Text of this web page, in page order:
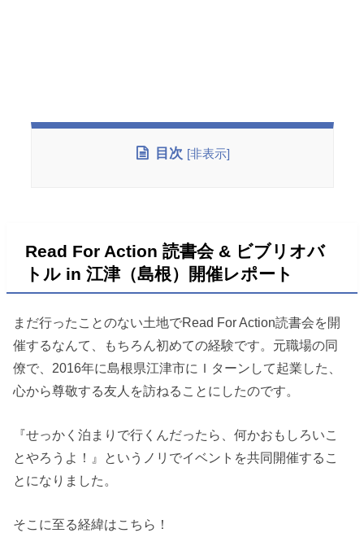
目次 [非表示]
Read For Action 読書会 & ビブリオバ
トル in 江津（島根）開催レポート
まだ行ったことのない土地でRead For Action読書会を開
催するなんて、もちろん初めての経験です。元職場の同
僚で、2016年に島根県江津市にＩターンして起業した、
心から尊敬する友人を訪ねることにしたのです。
『せっかく泊まりで行くんだったら、何かおもしろいこ
とやろうよ！』というノリでイベントを共同開催するこ
とになりました。
そこに至る経緯はこちら！